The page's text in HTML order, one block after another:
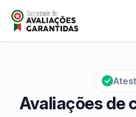
Deco&you
Nota global: 9,4 em 10
9,4/10
Avaliações de